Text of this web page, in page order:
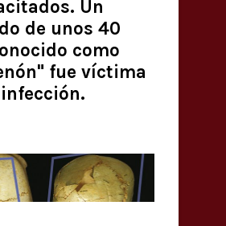
Un
de unos 40
como
fue víctima